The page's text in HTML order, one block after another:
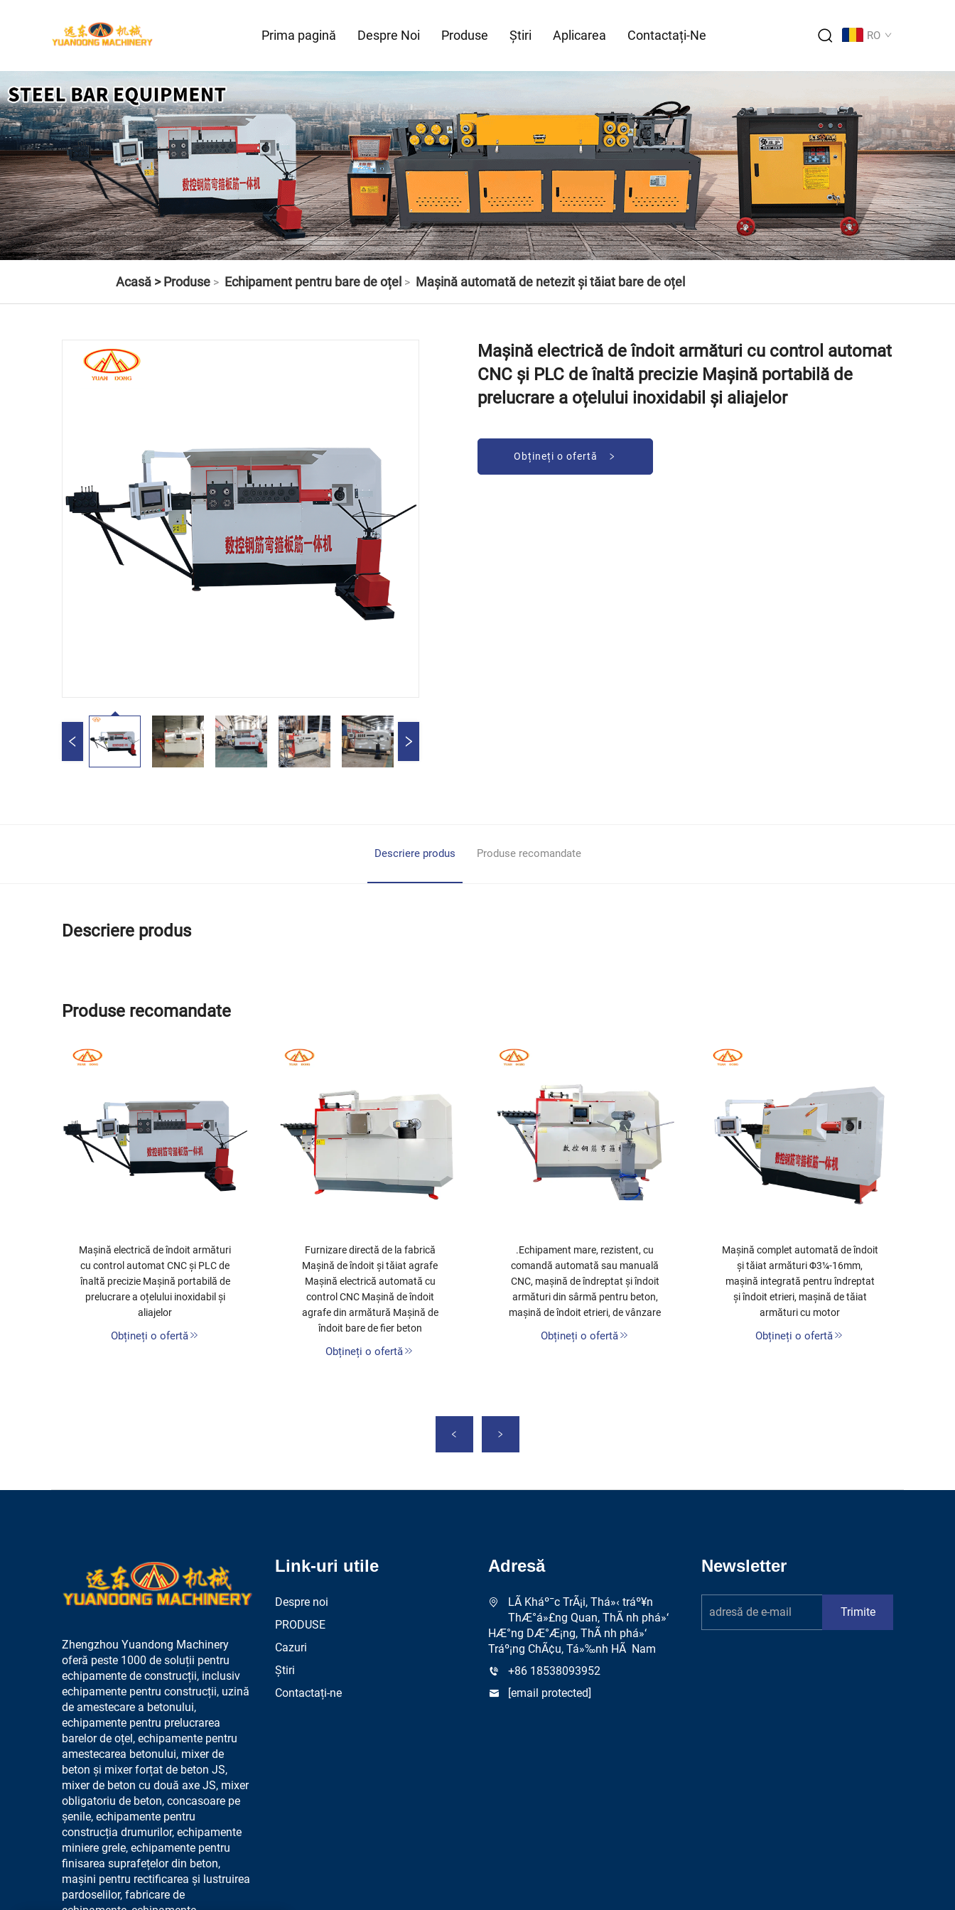
Prima pagină Despre Noi Produse Știri Aplicarea Contactați-Ne RO
Acasă > Produse> Echipament pentru bare de oțel > Mașină automată de netezit și tăiat bare de oțel
Mașină electrică de îndoit armături cu control automat
CNC și PLC de înaltă precizie Mașină portabilă de
prelucrare a oțelului inoxidabil și aliajelor
Obțineți o ofertă
Descriere produs Produse recomandate
Descriere produs
Produse recomandate
Mașină electrică de îndoit armături
cu control automat CNC și PLC de
înaltă precizie Mașină portabilă de
prelucrare a oțelului inoxidabil și
aliajelor
Obțineți o ofertă
Furnizare directă de la fabrică
Mașină de îndoit și tăiat agrafe
Mașină electrică automată cu
control CNC Mașină de îndoit
agrafe din armătură Mașină de
îndoit bare de fier beton
Obțineți o ofertă
.Echipament mare, rezistent, cu
comandă automată sau manuală
CNC, mașină de îndreptat și îndoit
armături din sârmă pentru beton,
mașină de îndoit etrieri, de vânzare
Obțineți o ofertă
Mașină complet automată de îndoit
și tăiat armături Φ3¼-16mm,
mașină integrată pentru îndreptat
și îndoit etrieri, mașină de tăiat
armături cu motor
Obțineți o ofertă
Zhengzhou Yuandong Machinery
oferă peste 1000 de soluții pentru
echipamente de construcții, inclusiv
echipamente pentru construcții, uzină
de amestecare a betonului,
echipamente pentru prelucrarea
barelor de oțel, echipamente pentru
amestecarea betonului, mixer de
beton și mixer forțat de beton JS,
mixer de beton cu două axe JS, mixer
obligatoriu de beton, concasoare pe
șenile, echipamente pentru
construcția drumurilor, echipamente
miniere grele, echipamente pentru
finisarea suprafețelor din beton,
mașini pentru rectificarea și lustruirea
pardoselilor, fabricare de
Link-uri utile
Despre noi
PRODUSE
Cazuri
Știri
Contactați-ne
Adresă
LÃ­ Kháº¯c TrÃ¡i, Thá»‹ tráº¥n
ThÆ°á»£ng Quan, ThÃ nh phá»‘
HÆ°ng DÆ°Æ¡ng, ThÃ nh phá»‘
Tráº¡ng ChÃ¢u, Tá»‰nh HÃ Nam
+86 18538093952
[email protected]
Newsletter
Trimite